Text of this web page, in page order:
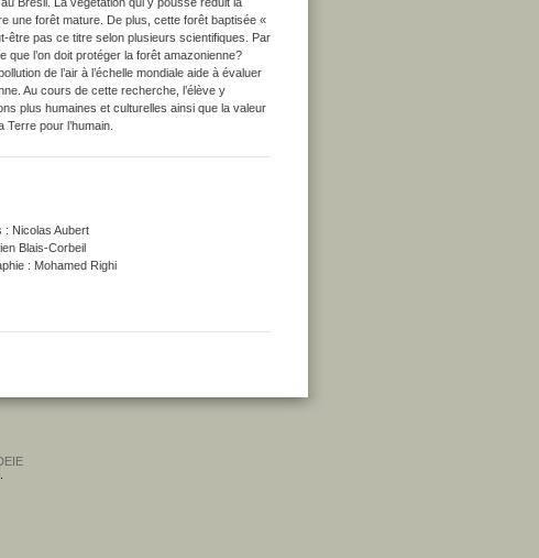
une forêt mature. De plus, cette forêt baptisée «
être pas ce titre selon plusieurs scientifiques. Par
l’on doit protéger la forêt amazonienne?
de l’air à l’échelle mondiale aide à évaluer
Au cours de cette recherche, l’élève y
plus humaines et culturelles ainsi que la valeur
pour l’humain.
: Nicolas Aubert
Blais-Corbeil
: Mohamed Righi